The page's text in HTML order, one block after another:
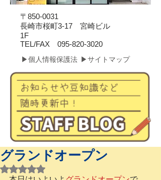
〒850-0031
長崎市桜町3-17 宮崎ビル
1F
​TEL/FAX 095-820-3020
▶個人情報保護法 ▶サイトマップ
グランドオープン
5つ星のうちNaNと評価されています。